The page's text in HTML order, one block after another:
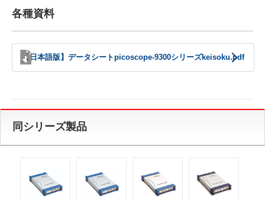
各種資料
【日本語版】データシートpicoscope-9300シリーズkeisoku.pdf
同シリーズ製品